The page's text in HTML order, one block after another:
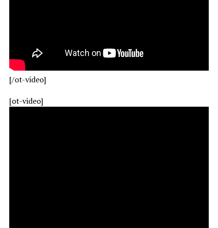
[/ot-video]
[ot-video]